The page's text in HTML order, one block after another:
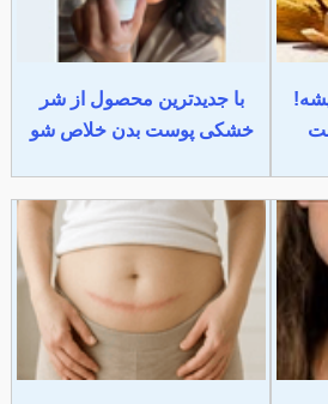
با جدیدترین محصول از شر
خشکی پوست بدن خلاص شو